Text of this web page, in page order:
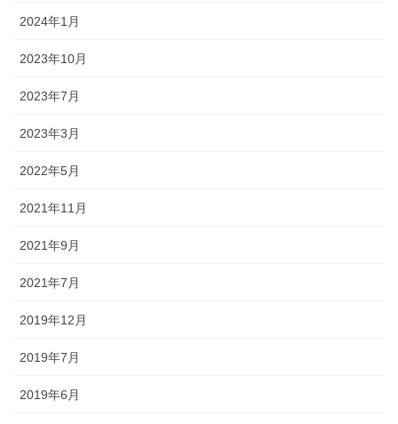
2024年1月
2023年10月
2023年7月
2023年3月
2022年5月
2021年11月
2021年9月
2021年7月
2019年12月
2019年7月
2019年6月